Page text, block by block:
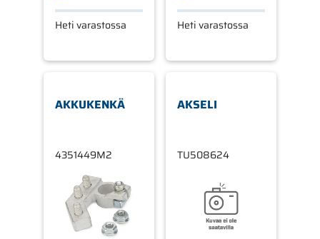
Heti varastossa Heti varastossa
AKKUKENKÄ
4351449M2
AKSELI
TU508624